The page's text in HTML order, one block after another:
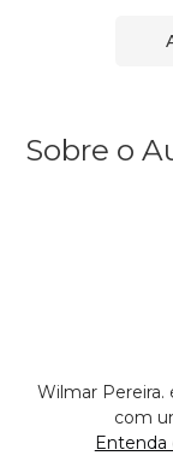
Sobre o
Wilmar Pereira.
com
Entenda